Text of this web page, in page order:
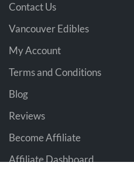
Contact Us
Vancouver Edibles
My Account
Terms and Conditions
Blog
Reviews
Become Affiliate
Affiliate Dashboard